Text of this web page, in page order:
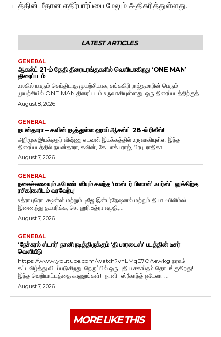
படத்தின் மீதான எதிர்பார்ப்பை மேலும் அதிகரித்துள்ளது.
LATEST ARTICLES
GENERAL
ஆகஸ்ட் 21-ம் தேதி திரையரங்குகளில் வெளியாகிறது ‘ONE MAN’
திரைப்படம்
உலகில் யாரும் செய்திடாத முயற்சியாக, சங்ககிரி ராஜ்குமாரின் பெரும்
முயற்சியில் ONE MAN திரைப்படம் உருவாகியுள்ளது. ஒரு திரைப்படத்திற்குத்...
August 8, 2026
GENERAL
நயன்தாரா – கவின் நடித்துள்ள ஹாய் ஆகஸ்ட் 28-ல் ரிலீஸ்!
அறிமுக இயக்குநர் விஷ்ணு எடவன் இயக்கத்தில் உருவாகியுள்ள இந்த
திரைப்படத்தில் நயன்தாரா, கவின், கே. பாக்யராஜ், பிரபு, ராதிகா...
August 7, 2026
GENERAL
நகைச்சுவையும் ஃபேண்டஸியும் கலந்த ‘மாஸ்டர் பிளான்’ ஃபர்ஸ்ட் லுக்கிற்கு
ரசிகர்களிடம் வரவேற்பு!
உத்ரா புரொடக்ஷன்ஸ் மற்றும் டிஜே இன்டர்நேஷனல் மற்றும் தியா ஃபிலிம்ஸ்
இணைந்து தயாரிக்க, செ. ஹரி உத்ரா எழுதி,...
August 7, 2026
GENERAL
‘நேச்சுரல் ஸ்டார்’ நானி நடித்திருக்கும் ‘தி பாரடைஸ்’ படத்தின் டீசர்
வெளியீடு
https://www.youtube.com/watch?v=LMqE7OAewkg நரகம்
கட்டவிழ்த்து விடப்படுகிறது! நெருப்பில் ஒரு புதிய சகாப்தம் தொடங்குகிறது!
இந்த வெறியாட்டத்தை காணுங்கள்!- நானி- ஸ்ரீகாந்த் ஒடேலா-...
August 7, 2026
MORE LIKE THIS